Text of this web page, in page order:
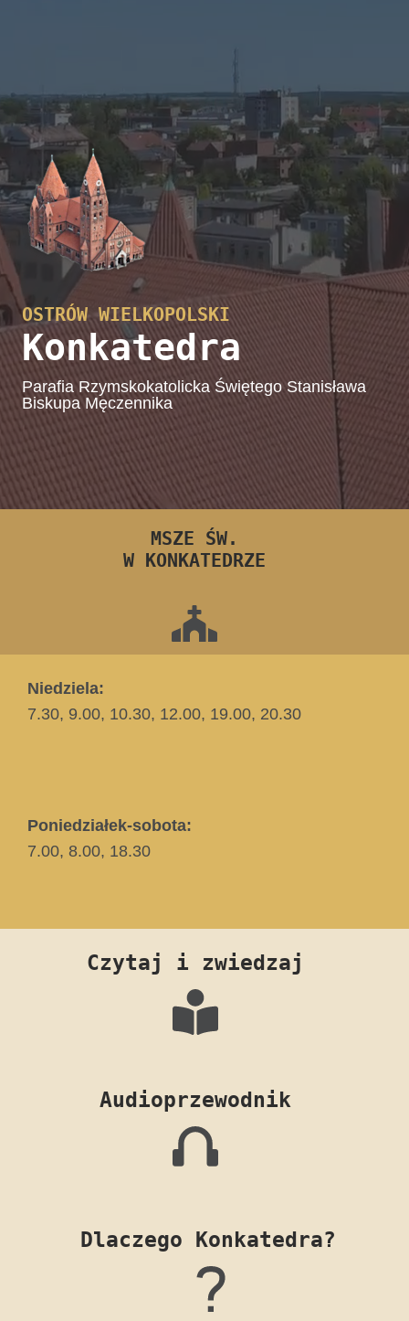
OSTRÓW WIELKOPOLSKI
Konkatedra
Parafia Rzymskokatolicka Świętego Stanisława
Biskupa Męczennika
MSZE ŚW.
W KONKATEDRZE
Niedziela:
7.30, 9.00, 10.30, 12.00, 19.00, 20.30
Poniedziałek-sobota:
7.00, 8.00, 18.30
Czytaj i zwiedzaj
Audioprzewodnik
Dlaczego Konkatedra?